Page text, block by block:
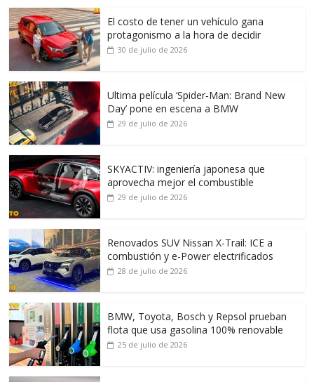
El costo de tener un vehículo gana
protagonismo a la hora de decidir
30 de julio de 2026
Ultima película ‘Spider‑Man: Brand New
Day’ pone en escena a BMW
29 de julio de 2026
SKYACTIV: ingeniería japonesa que
aprovecha mejor el combustible
29 de julio de 2026
Renovados SUV Nissan X-Trail: ICE a
combustión y e-Power electrificados
28 de julio de 2026
BMW, Toyota, Bosch y Repsol prueban
flota que usa gasolina 100% renovable
25 de julio de 2026